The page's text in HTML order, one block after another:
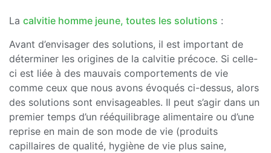
La calvitie homme jeune, toutes les solutions :
Avant d’envisager des solutions, il est important de
déterminer les origines de la calvitie précoce. Si celle-
ci est liée à des mauvais comportements de vie
comme ceux que nous avons évoqués ci-dessus, alors
des solutions sont envisageables. Il peut s’agir dans un
premier temps d’un rééquilibrage alimentaire ou d’une
reprise en main de son mode de vie (produits
capillaires de qualité, hygiène de vie plus saine,